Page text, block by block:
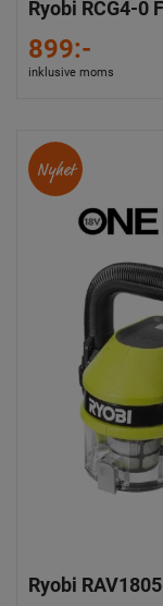
Ryobi RCG4-0
899:-
inklusive moms
Nyhet
Ryobi